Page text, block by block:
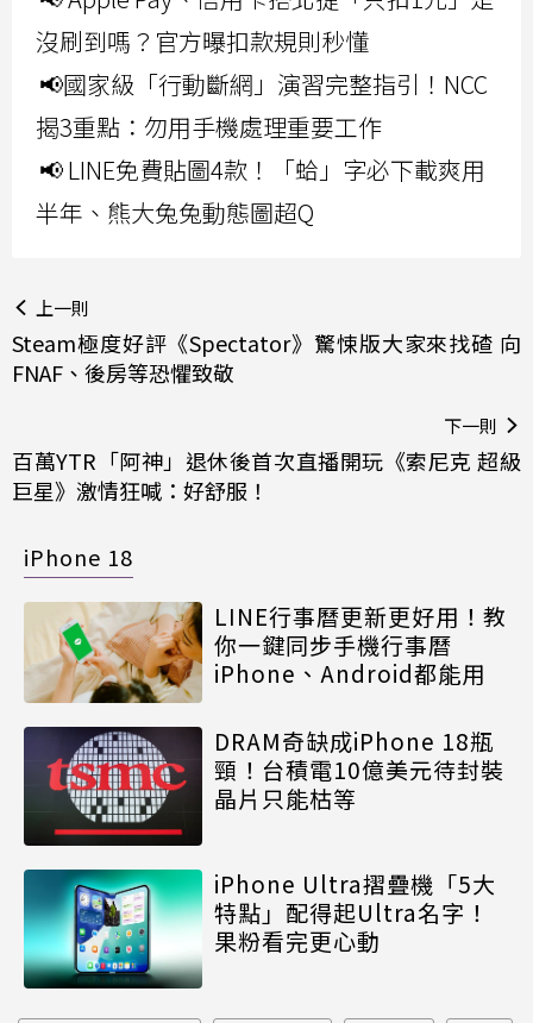
沒刷到嗎？官方曝扣款規則秒懂
📢國家級「行動斷網」演習完整指引！NCC
揭3重點：勿用手機處理重要工作
📢 LINE免費貼圖4款！「蛤」字必下載爽用
半年、熊大兔兔動態圖超Q
上一則
Steam極度好評《Spectator》驚悚版大家來找碴 向
FNAF、後房等恐懼致敬
下一則
百萬YTR「阿神」退休後首次直播開玩《索尼克 超級
巨星》激情狂喊：好舒服！
iPhone 18
LINE行事曆更新更好用！教
你一鍵同步手機行事曆
iPhone、Android都能用
DRAM奇缺成iPhone 18瓶
頸！台積電10億美元待封裝
晶片只能枯等
iPhone Ultra摺疊機「5大
特點」配得起Ultra名字！
果粉看完更心動